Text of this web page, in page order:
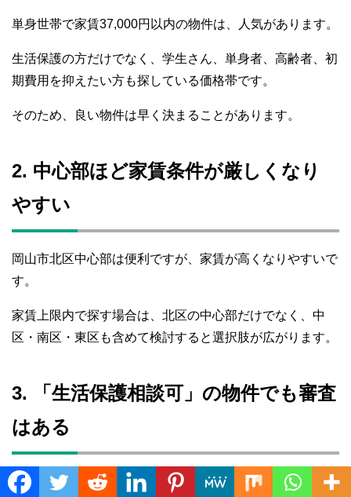
単身世帯で家賃37,000円以内の物件は、人気があります。
生活保護の方だけでなく、学生さん、単身者、高齢者、初
期費用を抑えたい方も探している価格帯です。
そのため、良い物件は早く決まることがあります。
2. 中心部ほど家賃条件が厳しくなり
やすい
岡山市北区中心部は便利ですが、家賃が高くなりやすいで
す。
家賃上限内で探す場合は、北区の中心部だけでなく、中
区・南区・東区も含めて検討すると選択肢が広がります。
3. 「生活保護相談可」の物件でも審査
はある
広告に「生活保護相談可」と書いてあっても、必ず借りら
Translate »